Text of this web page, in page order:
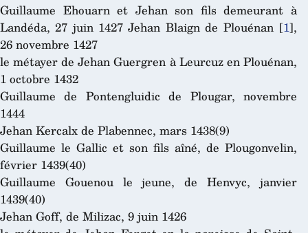
Guillaume Ehouarn et Jehan son fils demeurant à
Landéda, 27 juin 1427 Jehan Blaign de Plouénan[1],
26 novembre 1427
le métayer de Jehan Guergren à Leurcuz en Plouénan,
1 octobre 1432
Guillaume de Pontengluidic de Plougar, novembre
1444
Jehan Kercalx de Plabennec, mars 1438(9)
Guillaume le Gallic et son fils aîné, de Plougonvelin,
février 1439(40)
Guillaume Gouenou le jeune, de Henvyc, janvier
1439(40)
Jehan Goff, de Milizac, 9 juin 1426